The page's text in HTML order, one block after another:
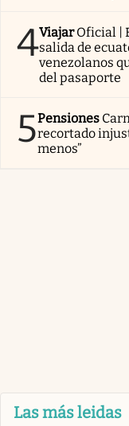
4Viajar Oficial |
salida de
venezolanos
del pasaporte
5Pensiones
recortado
menos”
Las más leidas